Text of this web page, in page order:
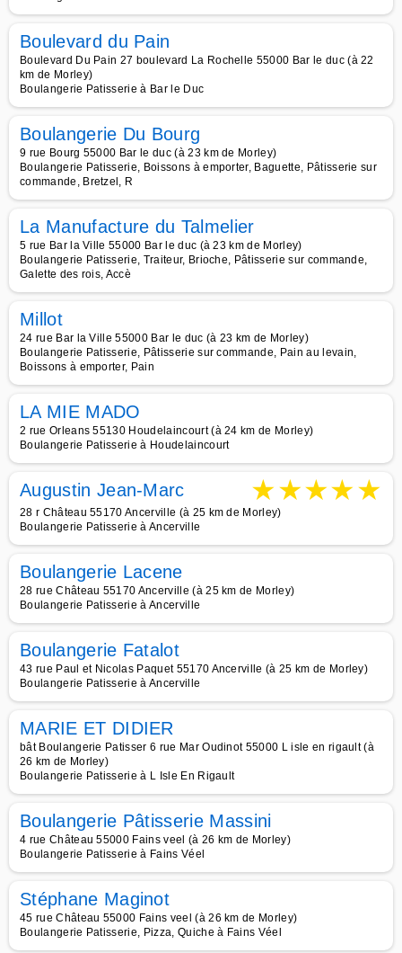
Boulevard du Pain
Boulevard Du Pain 27 boulevard La Rochelle 55000 Bar le duc (à 22
km de Morley)
Boulangerie Patisserie à Bar le Duc
Boulangerie Du Bourg
9 rue Bourg 55000 Bar le duc (à 23 km de Morley)
Boulangerie Patisserie, Boissons à emporter, Baguette, Pâtisserie sur
commande, Bretzel, R
La Manufacture du Talmelier
5 rue Bar la Ville 55000 Bar le duc (à 23 km de Morley)
Boulangerie Patisserie, Traiteur, Brioche, Pâtisserie sur commande,
Galette des rois, Accè
Millot
24 rue Bar la Ville 55000 Bar le duc (à 23 km de Morley)
Boulangerie Patisserie, Pâtisserie sur commande, Pain au levain,
Boissons à emporter, Pain
LA MIE MADO
2 rue Orleans 55130 Houdelaincourt (à 24 km de Morley)
Boulangerie Patisserie à Houdelaincourt
Augustin Jean-Marc ★★★★★
28 r Château 55170 Ancerville (à 25 km de Morley)
Boulangerie Patisserie à Ancerville
Boulangerie Lacene
28 rue Château 55170 Ancerville (à 25 km de Morley)
Boulangerie Patisserie à Ancerville
Boulangerie Fatalot
43 rue Paul et Nicolas Paquet 55170 Ancerville (à 25 km de Morley)
Boulangerie Patisserie à Ancerville
MARIE ET DIDIER
bât Boulangerie Patisser 6 rue Mar Oudinot 55000 L isle en rigault (à
26 km de Morley)
Boulangerie Patisserie à L Isle En Rigault
Boulangerie Pâtisserie Massini
4 rue Château 55000 Fains veel (à 26 km de Morley)
Boulangerie Patisserie à Fains Véel
Stéphane Maginot
45 rue Château 55000 Fains veel (à 26 km de Morley)
Boulangerie Patisserie, Pizza, Quiche à Fains Véel